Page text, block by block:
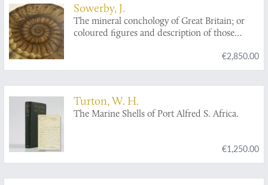
Sowerby, J.
The mineral conchology of Great Britain; or
coloured figures and description of those
have been preserved at various times and
depths in the Earth. Volumes I - II.
€2,850.00
Turton, W. H.
The Marine Shells of Port Alfred S. Africa.
€1,250.00